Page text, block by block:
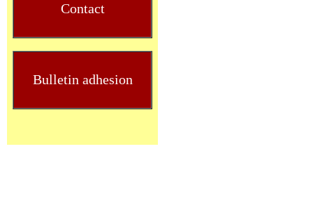
Contact
Bulletin adhesion